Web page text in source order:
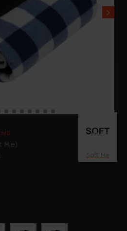
Me)
Soft Me